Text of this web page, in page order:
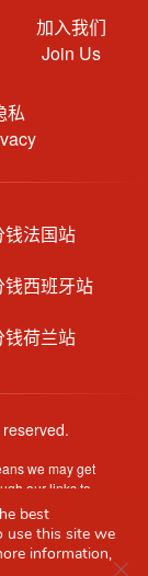
加入我们
Join Us
私
钱法国站
钱西班牙站
钱荷兰站
we may get
our links to
Some
is provided for
without prior
best
use this site we
information,